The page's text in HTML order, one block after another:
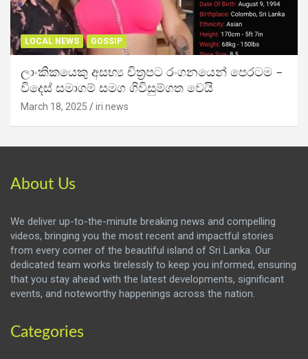
LOCAL NEWS GOSSIP
ලාංකිකයෙකු අසභ්‍ය චිත්‍රපට රංගනයෙන් පෙරටම –
විදෙස් සමාගම් සමග ගිවිසුම්ගත වෙයි
March 18, 2025 iri news
About Us
We deliver up-to-the-minute breaking news and compelling
videos, bringing you the most recent and impactful stories
from every corner of the beautiful island of Sri Lanka. Our
dedicated team works tirelessly to keep you informed, ensuring
that you stay ahead with the latest developments, significant
events, and noteworthy happenings across the nation.
Categories